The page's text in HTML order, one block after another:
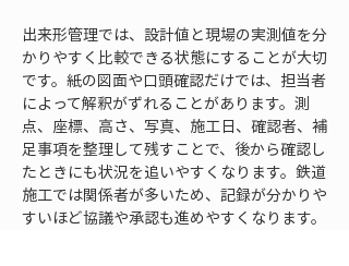
出来形管理では、設計値と現場の実測値を分
かりやすく比較できる状態にすることが大切
です。紙の図面や口頭確認だけでは、担当者
によって解釈がずれることがあります。測
点、座標、高さ、写真、施工日、確認者、補
足事項を整理して残すことで、後から確認し
たときにも状況を追いやすくなります。鉄道
施工では関係者が多いため、記録が分かりや
すいほど協議や承認も進めやすくなります。